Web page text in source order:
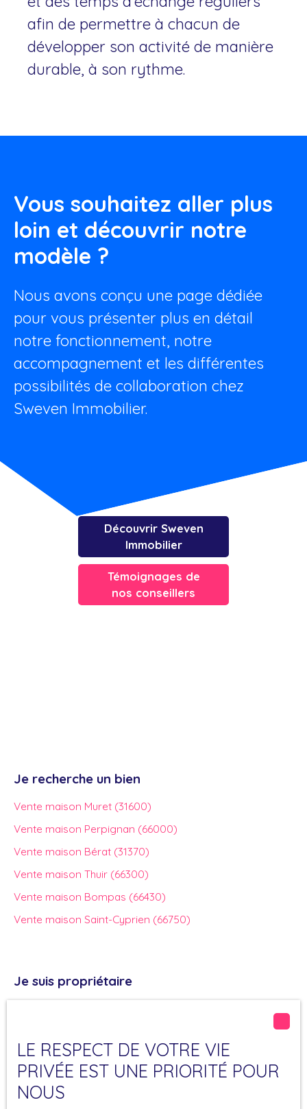
afin de permettre à chacun de
développer son activité de manière
durable, à son rythme.
Vous souhaitez aller plus
loin et découvrir notre
modèle ?
Nous avons conçu une page dédiée
pour vous présenter plus en détail
notre fonctionnement, notre
accompagnement et les différentes
possibilités de collaboration chez
Sweven Immobilier.
Découvrir Sweven
Immobilier
Témoignages de
nos conseillers
Je recherche un bien
Vente maison Muret (31600)
Vente maison Perpignan (66000)
Vente maison Bérat (31370)
Vente maison Thuir (66300)
Vente maison Bompas (66430)
Vente maison Saint-Cyprien (66750)
Je suis propriétaire
Espace Propriétaire
Nous contacter
Nos derniers avis
LE RESPECT DE VOTRE VIE
PRIVÉE EST UNE PRIORITÉ POUR
NOUS